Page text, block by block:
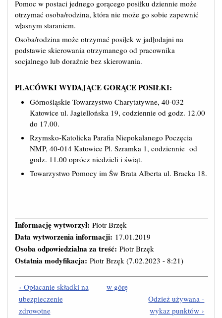
Pomoc w postaci jednego gorącego posiłku dziennie może
otrzymać osoba/rodzina, która nie może go sobie zapewnić
własnym staraniem.
Osoba/rodzina może otrzymać posiłek w jadłodajni na
podstawie skierowania otrzymanego od pracownika
socjalnego lub doraźnie bez skierowania.
PLACÓWKI WYDAJĄCE GORĄCE POSIŁKI:
Górnośląskie Towarzystwo Charytatywne, 40-032
Katowice ul. Jagiellońska 19, codziennie od godz. 12.00
do 17.00.
Rzymsko-Katolicka Parafia Niepokalanego Poczęcia
NMP, 40-014 Katowice Pl. Szramka 1, codziennie od
godz. 11.00 oprócz niedzieli i świąt.
Towarzystwo Pomocy im Św Brata Alberta ul. Bracka 18.
Informację wytworzył: Piotr Brzęk
Data wytworzenia informacji: 17.01.2019
Osoba odpowiedzialna za treść: Piotr Brzęk
Ostatnia modyfikacja: Piotr Brzęk (7.02.2023 - 8:21)
‹ Opłacanie składki na
ubezpieczenie
zdrowotne
w górę
Odzież używana -
wykaz punktów ›